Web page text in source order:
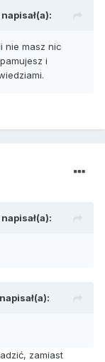
nie masz nic
i
zamiast